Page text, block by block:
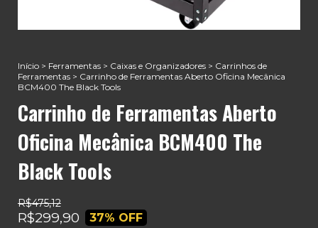
Início > Ferramentas > Caixas e Organizadores > Carrinhos de
Ferramentas > Carrinho de Ferramentas Aberto Oficina Mecânica
BCM400 The Black Tools
Carrinho de Ferramentas Aberto
Oficina Mecânica BCM400 The
Black Tools
R$475,12
R$299,90 37% OFF